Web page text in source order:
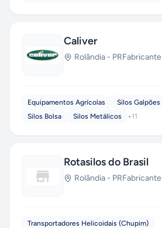
Caliver
Rolândia - PRFabricante
Equipamentos Agrícolas
Silos Galpões
Silos Bolsa
Silos Metálicos +11
Rotasilos do Brasil
Rolândia - PRFabricante
Transportadores Helicoidais (Chupim)